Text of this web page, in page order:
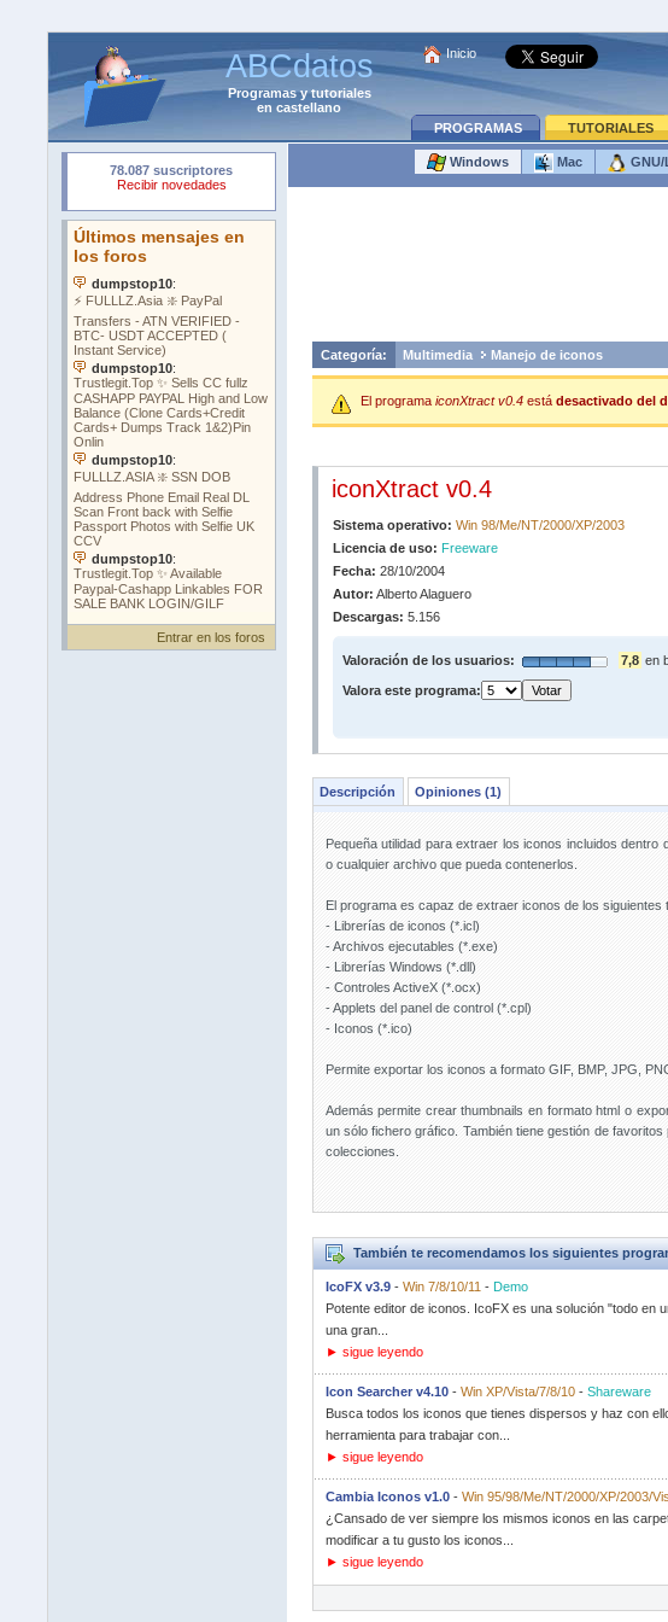
ABCdatos
Programasytutoriales
en castellano
Inicio
PROGRAMAS TUTORIALES
Entrar en los foros
Windows Mac
Categoría: Multimedia Manejo de iconos
El programa iconXtract v0.4está desactivado del
iconXtract v0.4
Sistema operativo: Win 98/Me/NT/2000/XP/2003
Licencia de uso: Freeware
Fecha: 28/10/2004
Autor: Alberto Alaguero
Descargas: 5.156
Valoración de los usuarios: 7,8 en
Valora este programa:
Descripción Opiniones (1)
Pequeña utilidad para extraer los iconos incluidos dentro
o cualquier archivo que pueda contenerlos.
El programa es capaz de extraer iconos de los siguientes
- Librerías de iconos (*.icl)
- Archivos ejecutables (*.exe)
- Librerías Windows (*.dll)
- Controles ActiveX (*.ocx)
- Applets del panel de control (*.cpl)
- Iconos (*.ico)
Permite exportar los iconos a formato GIF, BMP, JPG,
Además permite crear thumbnails en formato html o
un sólo fichero gráfico. También tiene gestión de
colecciones.
También te recomendamos los siguientes
IcoFX v3.9- Win 7/8/10/11 - Demo
Potente editor de iconos. IcoFX es una solución "todo
una gran...
► sigue leyendo
Icon Searcher v4.10- Win XP/Vista/7/8/10- Shareware
Busca todos los iconos que tienes dispersos y haz con
herramienta para trabajar con...
► sigue leyendo
Cambia Iconos v1.0- Win 95/98/Me/NT/2000/XP/2003/
¿Cansado de ver siempre los mismos iconos en las
modificar a tu gusto los iconos...
► sigue leyendo